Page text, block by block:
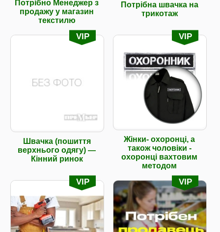
Потрібно Менеджер з
продажу у магазин
текстилю
Потрібна швачка на
трикотаж
VIP
Швачка (пошиття
верхнього одягу) —
Кінний ринок
VIP
Жінки- охоронці, а
також чоловіки -
охоронці вахтовим
методом
VIP VIP